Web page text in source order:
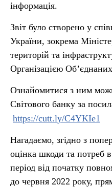
інформація.
Звіт було створено у
України, зокрема
територій та
Організацією
Ознайомитися з ним
Світового банку за
https://cutt.ly/C4YKIe1
Нагадаємо, згідно з
оцінка шкоди та потреб
період від початку
до червня 2022 року,